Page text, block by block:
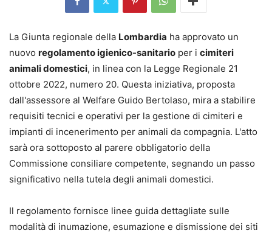
La Giunta regionale della Lombardia ha approvato un
nuovo regolamento igienico-sanitario per i cimiteri
animali domestici, in linea con la Legge Regionale 21
ottobre 2022, numero 20. Questa iniziativa, proposta
dall'assessore al Welfare Guido Bertolaso, mira a stabilire
requisiti tecnici e operativi per la gestione di cimiteri e
impianti di incenerimento per animali da compagnia. L'atto
sarà ora sottoposto al parere obbligatorio della
Commissione consiliare competente, segnando un passo
significativo nella tutela degli animali domestici.
Il regolamento fornisce linee guida dettagliate sulle
modalità di inumazione, esumazione e dismissione dei siti